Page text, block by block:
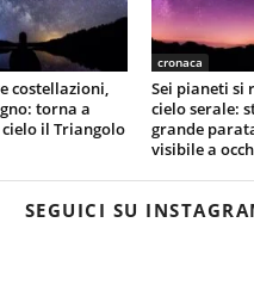
costellazioni,
torna a
il Triangolo
cronaca
Sei pianeti si
cielo serale:
grande
visibile a
SEGUICI SU